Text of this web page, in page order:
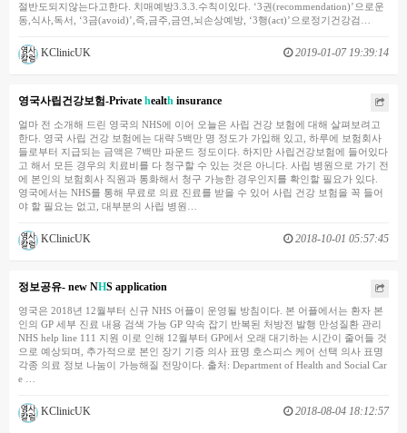
절반도되지않는다고한다. 치매예방3.3.3.수칙이있다. ‘3권(recommendation)’으로운
동,식사,독서, ‘3금(avoid)’,즉,금주,금연,뇌손상예방, ‘3행(act)’으로정기건강검…
KClinicUK 2019-01-07 19:39:14
영국사립건강보험-Private health insurance
얼마 전 소개해 드린 영국의 NHS에 이어 오늘은 사립 건강 보험에 대해 살펴보려고
한다. 영국 사립 건강 보험에는 대략 5백만 명 정도가 가입해 있고, 하루에 보험회사
들로부터 지급되는 금액은 7백만 파운드 정도이다. 하지만 사립건강보험에 들어있다
고 해서 모든 경우의 치료비를 다 청구할 수 있는 것은 아니다. 사립 병원으로 가기 전
에 본인의 보험회사 직원과 통화해서 청구 가능한 경우인지를 확인할 필요가 있다.
영국에서는 NHS를 통해 무료로 의료 진료를 받을 수 있어 사립 건강 보험을 꼭 들어
야 할 필요는 없고, 대부분의 사립 병원…
KClinicUK 2018-10-01 05:57:45
정보공유- new NHS application
영국은 2018년 12월부터 신규 NHS 어플이 운영될 방침이다. 본 어플에서는 환자 본
인의 GP 세부 진료 내용 검색 가능 GP 약속 잡기 반복된 처방전 발행 만성질환 관리
NHS help line 111 지원 이로 인해 12월부터 GP에서 오래 대기하는 시간이 줄어들 것
으로 예상되며, 추가적으로 본인 장기 기증 의사 표명 호스피스 케어 선택 의사 표명
각종 의료 정보 나눔이 가능해질 전망이다. 출처: Department of Health and Social Car
e …
KClinicUK 2018-08-04 18:12:57